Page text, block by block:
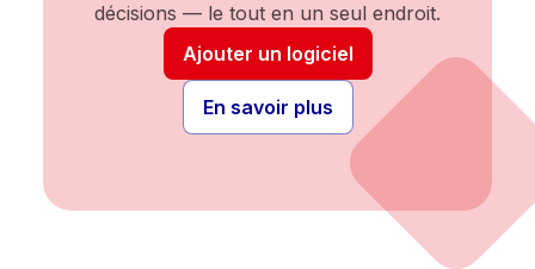
décisions — le tout en un seul endroit.
Ajouter un logiciel
En savoir plus